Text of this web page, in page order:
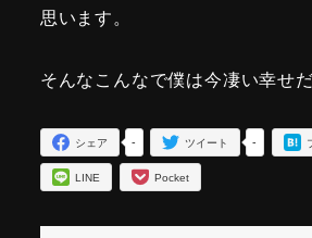
思います。
そんなこんなで僕は今凄い幸せだ
-
シェア -
ツイート
LINE Pocket